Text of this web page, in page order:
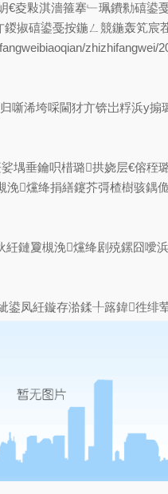
夌敤淇濇箍搴﹂珮鐨勬礂
掓礂鍙戞按鍦ㄥ競鍦轰笂
噺浠垮啋閫犲亣锛岀粰浜у
堣垂鑰呮棤璐拱娆层€傛
爣绛捐繕鑳芥彁楂樹骇鍝
鏈夐槻浼爣绛剧殑鏍囧噯
凤紝鏇存湁鍒╀簬鍏徃绯